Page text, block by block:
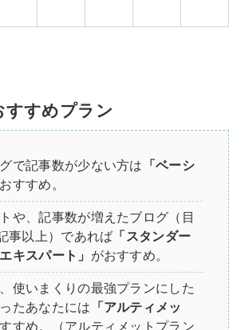
すすめプラン
で記事数が少ない方は
「ベーシ
すすめ。
や、記事数が増えたブログ（目
事以上）であれば 「スタンダー
キスパート」 がおすすめ。
使いまくりの最強プランにした
たあなたには 「アルティメッ
すめ。（アルティメットプラン